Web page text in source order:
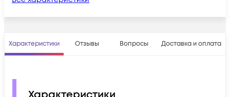
Характеристики Отзывы Вопросы Доставка и оплата